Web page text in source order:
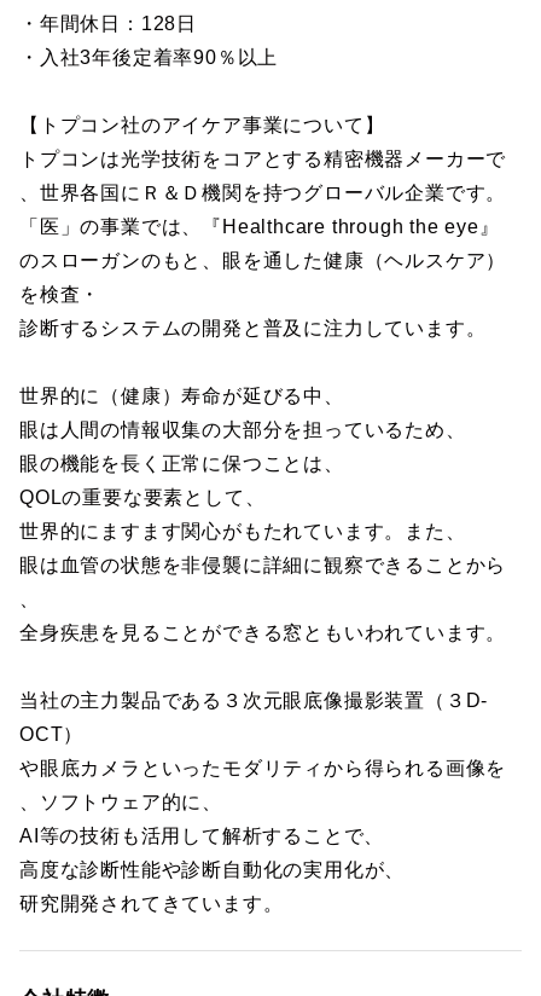
・年間休日：128日
・入社3年後定着率90％以上
【トプコン社のアイケア事業について】
トプコンは光学技術をコアとする精密機器メーカーで
、世界各国にＲ＆Ｄ機関を持つグローバル企業です。
「医」の事業では、『Healthcare through the eye』
のスローガンのもと、眼を通した健康（ヘルスケア）
を検査・
診断するシステムの開発と普及に注力しています。
世界的に（健康）寿命が延びる中、
眼は人間の情報収集の大部分を担っているため、
眼の機能を長く正常に保つことは、
QOLの重要な要素として、
世界的にますます関心がもたれています。また、
眼は血管の状態を非侵襲に詳細に観察できることから
全身疾患を見ることができる窓ともいわれています。
当社の主力製品である３次元眼底像撮影装置（３D-
OCT）
や眼底カメラといったモダリティから得られる画像を
、ソフトウェア的に、
AI等の技術も活用して解析することで、
高度な診断性能や診断自動化の実用化が、
研究開発されてきています。